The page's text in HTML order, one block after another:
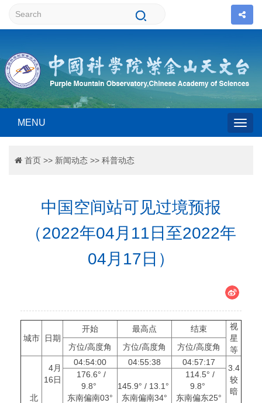
MENU
首页 >> 新闻动态 >> 科普动态
中国空间站可见过境预报
（2022年04月11日至2022年
04月17日）
城市 日期
开始 最高点 结束
视
星
等
方位/高度角 方位/高度角 方位/高度角
北
4月
16日
04:54:00 04:55:38 04:57:17
3.4
较
暗
176.6° /
9.8°
东南偏南03°
145.9° / 13.1°
东南偏南34°
114.5° /
9.8°
东南偏东25°